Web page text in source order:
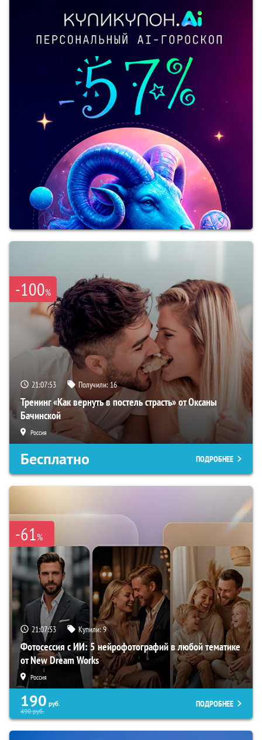
-100%
21:07:52 Получили:16
Тренинг «Как вернуть в постель страсть» от Оксаны
Бачинской
Россия
Бесплатно ПОДРОБНЕЕ
-61%
21:07:52 Купили:9
Фотосессия с ИИ: 5 нейрофотографий в любой тематике
от New Dream Works
Россия
190 руб.
490руб.
ПОДРОБНЕЕ